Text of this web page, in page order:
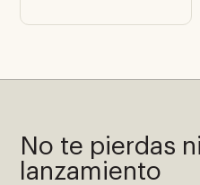
No te pierdas
lanzamiento